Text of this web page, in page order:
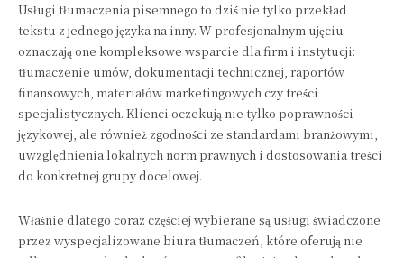
Usługi tłumaczenia pisemnego to dziś nie tylko przekład
tekstu z jednego języka na inny. W profesjonalnym ujęciu
oznaczają one kompleksowe wsparcie dla firm i instytucji:
tłumaczenie umów, dokumentacji technicznej, raportów
finansowych, materiałów marketingowych czy treści
specjalistycznych. Klienci oczekują nie tylko poprawności
językowej, ale również zgodności ze standardami branżowymi,
uwzględnienia lokalnych norm prawnych i dostosowania treści
do konkretnej grupy docelowej.
Właśnie dlatego coraz częściej wybierane są usługi świadczone
przez wyspecjalizowane biura tłumaczeń, które oferują nie